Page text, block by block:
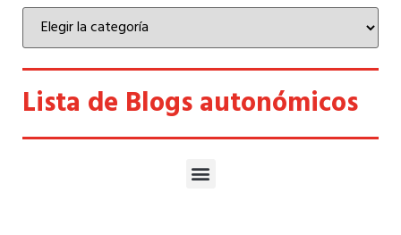
Lista de Blogs autonómicos